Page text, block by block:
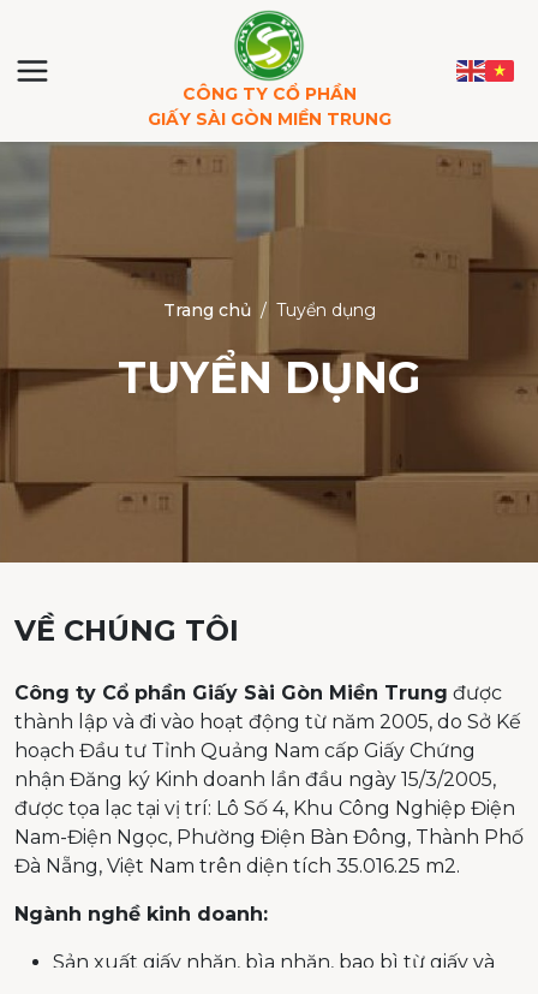
CÔNG TY CỔ PHẦN
GIẤY SÀI GÒN MIỀN TRUNG
Trang chủ / Tuyển dụng
TUYỂN DỤNG
VỀ CHÚNG TÔI
Công ty Cổ phần Giấy Sài Gòn Miền Trung được
thành lập và đi vào hoạt động từ năm 2005, do Sở Kế
hoạch Đầu tư Tỉnh Quảng Nam cấp Giấy Chứng
nhận Đăng ký Kinh doanh lần đầu ngày 15/3/2005,
được tọa lạc tại vị trí: Lô Số 4, Khu Công Nghiệp Điện
Nam-Điện Ngọc, Phường Điện Bàn Đông, Thành Phố
Đà Nẵng, Việt Nam trên diện tích 35.016.25 m2.
Ngành nghề kinh doanh:
Sản xuất giấy nhăn, bìa nhăn, bao bì từ giấy và